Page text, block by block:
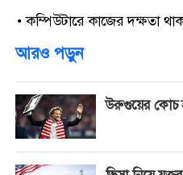
• কম্পিউটারে কাজের দক্ষতা
আরও পড়ুন
উরুগুয়ের কোচ